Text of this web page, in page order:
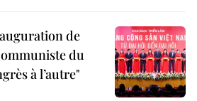
de
du
à l’autre"